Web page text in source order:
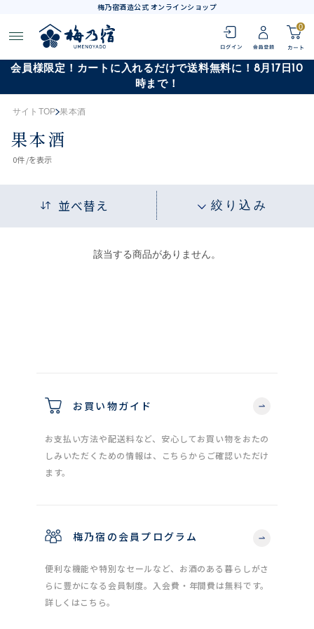
梅乃宿酒造公式 オンラインショップ
0
会員様限定！カートに入れるだけで送料無料に！8月17日10
時まで！
サイトTOP 果本酒
果本酒
0件 /を表示
並べ替え 絞り込み
該当する商品がありません。
お買い物ガイド
お支払い方法や配送料など、安心してお買い物をおたの
しみいただくための情報は、こちらからご確認いただけ
ます。
梅乃宿の会員プログラム
便利な機能や特別なセールなど、お酒のある暮らしがさ
らに豊かになる会員制度。入会費・年間費は無料です。
詳しくはこちら。